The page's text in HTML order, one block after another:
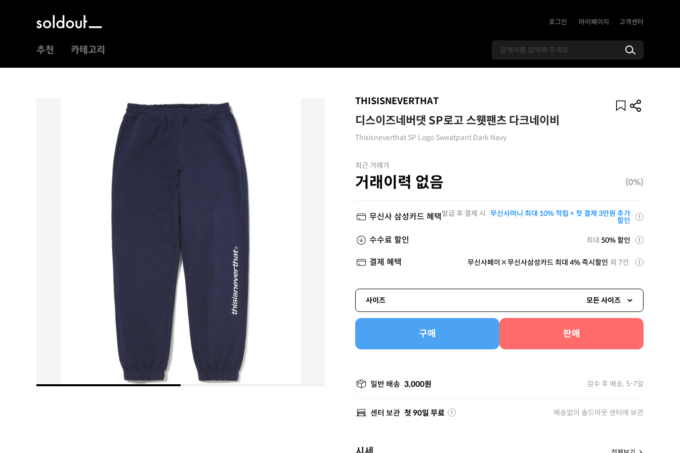
로그인 마이페이지 고객센터
추천 카테고리
THISISNEVERTHAT
디스이즈네버댓 SP로고 스웻팬츠 다크네이비
Thisisneverthat SP Logo Sweatpant Dark Navy
최근 거래가
거래이력 없음 (0%)
무신사 삼성카드 혜택발급 후 결제 시 무신사머니 최대 10% 적립 + 첫 결제 3만원 추가
할인
수수료 할인 최대 50% 할인
결제 혜택 무신사페이×무신사삼성카드 최대 4% 즉시할인 외 7건
사이즈 모든 사이즈
구매 판매
일반 배송 3,000원 검수 후 배송, 5-7일
센터 보관 첫 90일 무료 배송없이 솔드아웃 센터에 보관